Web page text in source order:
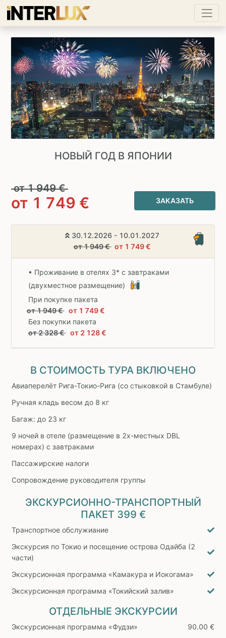
НОВЫЙ ГОД В ЯПОНИИ
от1 949€
от 1 749 € ЗАКАЗАТЬ
30.12.2026 - 10.01.2027
от 1 949 €от 1 749 €
• Проживание в отелях 3* с завтраками
(двухместное размещение)
При покупке пакета
от 1 949 € от 1 749 €
Без покупки пакета
от 2 328 € от 2 128 €
В СТОИМОСТЬ ТУРА ВКЛЮЧЕНО
Авиаперелёт Рига-Токио-Рига (со стыковкой в Стамбуле)
Ручная кладь весом до 8 кг
Багаж: до 23 кг
9 ночей в отеле (размещение в 2х-местных DBL
номерах) с завтраками
Пассажирские налоги
Сопровождение руководителя группы
ЭКСКУРСИОННО-ТРАНСПОРТНЫЙ
ПАКЕТ 399 €
Транспортное обслужиание
Экскурсия по Токио и посещение острова Одайба (2
части)
Экскурсионная программа «Камакура и Иокогама»
Экскурсионная программа «Токийский залив»
ОТДЕЛЬНЫЕ ЭКСКУРСИИ
Экскурсионная программа «Фудзи»
90.00 €